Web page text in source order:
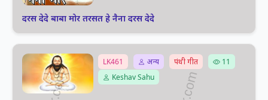
दरस देदे बाबा मोर तरसत हे नैना दरस देदे
LK461 अन्य पंथी गीत
11
Keshav Sahu